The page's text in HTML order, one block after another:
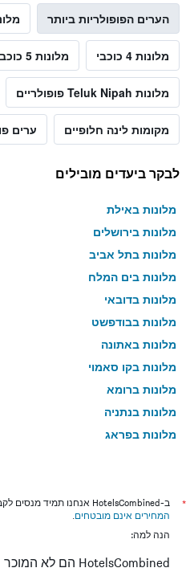
הערים הפופולריות ביותר מלונות
מלונות 4 כוכבי מלונות 5 כוכבי
מלונות Teluk Nipah פופולריים
מקומות לינה חלופיים ערים
לבקר ביעדים מובילים
מלונות באילת
מלונות בירושלים
מלונות בתל אביב
מלונות בים המלח
מלונות בדובאי
מלונות בבודפשט
מלונות באתונה
מלונות בקו סאמוי
מלונות ברומא
מלונות בנתניה
מלונות בפראג
מלונות בניו יורק
מלונות בבנגקוק
*
ב-HotelsCombined אנחנו תמיד מנסים לקבל ולהציג תמחור מדויק, עם זאת,
המחירים אינם מובטחים.
הנה למה:
HotelsCombined הם לא המוכר